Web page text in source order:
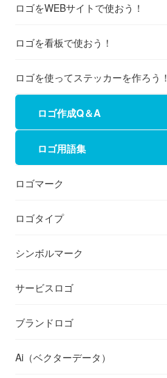
ロゴをWEBサイトで使おう！
ロゴを看板で使おう！
ロゴを使ってステッカーを作ろう！
ロゴ作成Q＆A
ロゴ用語集
ロゴマーク
ロゴタイプ
シンボルマーク
サービスロゴ
ブランドロゴ
Ai（ベクターデータ）